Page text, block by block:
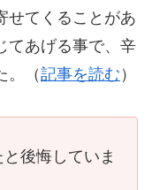
せてくることがあ
てあげる事で、辛
。（記事を読む ）
後悔していま